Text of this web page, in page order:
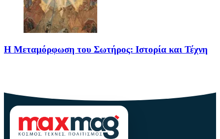
Η Μεταμόρφωση του Σωτήρος: Ιστορία και Τέχνη